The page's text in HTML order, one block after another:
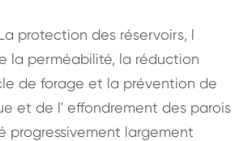
protection des réservoirs, l
la perméabilité, la réduction
de forage et la prévention de
et de l' effondrement des parois
progressivement largement